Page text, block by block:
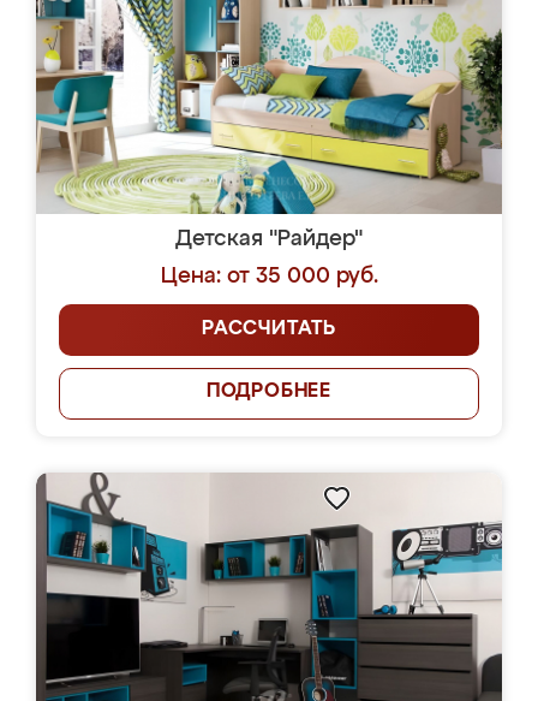
Детская "Райдер"
Цена: от 35 000 руб.
РАССЧИТАТЬ
ПОДРОБНЕЕ